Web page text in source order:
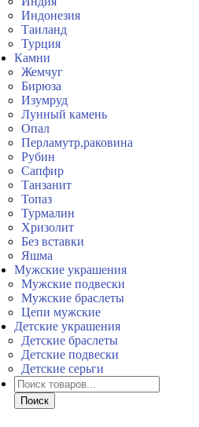
Индонезия
Таиланд
Турция
Камни
Жемчуг
Бирюза
Изумруд
Лунный камень
Опал
Перламутр,раковина
Рубин
Сапфир
Танзанит
Топаз
Турмалин
Хризолит
Без вставки
Яшма
Мужские украшения
Мужские подвески
Мужские браслеты
Цепи мужские
Детские украшения
Детские браслеты
Детские подвески
Детские серьги
Поиск
товаров
Поиск